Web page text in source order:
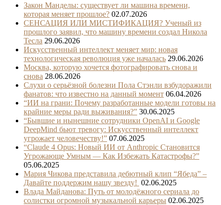
Закон Манделы: существует ли машина времени,
которая меняет прошлое? 02.07.2026
СЕНСАЦИЯ ИЛИ МИСТИФИКАЦИЯ? Ученый из
прошлого заявил, что машину времени создал Никола
Тесла 29.06.2026
Искусственный интеллект меняет мир: новая
технологическая революция уже началась 29.06.2026
Москва, которую хочется фотографировать снова и
снова 28.06.2026
Слухи о серьёзной болезни Пола Стэнли взбудоражили
фанатов: что известно на данный момент 06.04.2026
“ИИ на грани: Почему разработанные модели готовы на
крайние меры ради выживания?” 30.06.2025
“Бывшие и нынешние сотрудники OpenAI и Google
DeepMind бьют тревогу: Искусственный интеллект
угрожает человечеству!” 07.06.2025
“Claude 4 Opus: Новый ИИ от Anthropic Становится
Угрожающе Умным — Как Избежать Катастрофы?”
05.06.2025
Мария Чикова представила дебютный клип “Ябеда” –
Давайте поддержим нашу звезду! 02.06.2025
Влада Майданова: Путь от молодёжного сериала до
солистки огромной музыкальной карьеры 02.06.2025